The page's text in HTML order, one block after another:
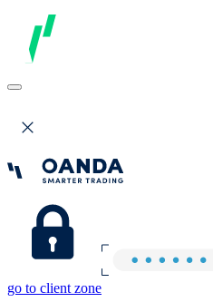
go to client zone